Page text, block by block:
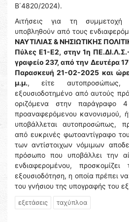
Β΄4820/2024).
Αιτήσεις για τη συμμετοχή
υποβληθούν από τους
ΝΑΥΤΙΛΙΑΣ & ΝΗΣΙΩΤΙΚΗΣ
Πύλες Ε1-Ε2, στην 1η
γραφείο 237, από την Δευτέρα
Παρασκευή 21-02-2025 και
μ.μ., είτε
εξουσιοδοτημένο από αυτούς
οριζόμενα στην παράγραφο
προαναφερόμενου κανονισμού,
υποβάλλεται αυτοπροσώπως,
από ευκρινές φωτοαντίγραφο
των αντίστοιχων νόμιμων
πρόσωπο που υποβάλλει την
ενδιαφερομένου,
εξουσιοδότηση, η οποία πρέπει
του γνήσιου της υπογραφής του
εξετάσεις ταχύπλοα